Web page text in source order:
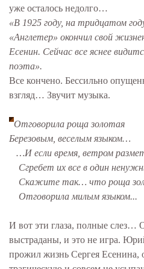
уже осталось недолго…
«В 1925 году, на тридцатом
«Англетер» окончил свой
Есенин. Сейчас все яснее
поэта».
Все кончено. Бессильно
взгляд… Звучит музыка.
Отговорила роща золотая
Березовым, веселым языком…
…И если время, ветром
Сгребет их все в один
Скажите так… что роща
Отговорила милым языком...
И вот эти глаза, полные слез…
выстраданы, и это не игра.
прожил жизнь Сергея Есенина,